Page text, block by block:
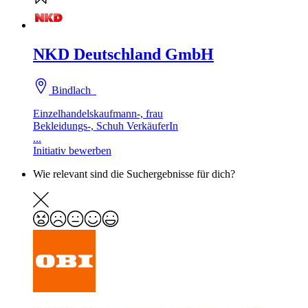
NKD Deutschland GmbH
Bindlach
Einzelhandelskaufmann-, frau
Bekleidungs-, Schuh VerkäuferIn
...
Initiativ bewerben
Wie relevant sind die Suchergebnisse für dich?